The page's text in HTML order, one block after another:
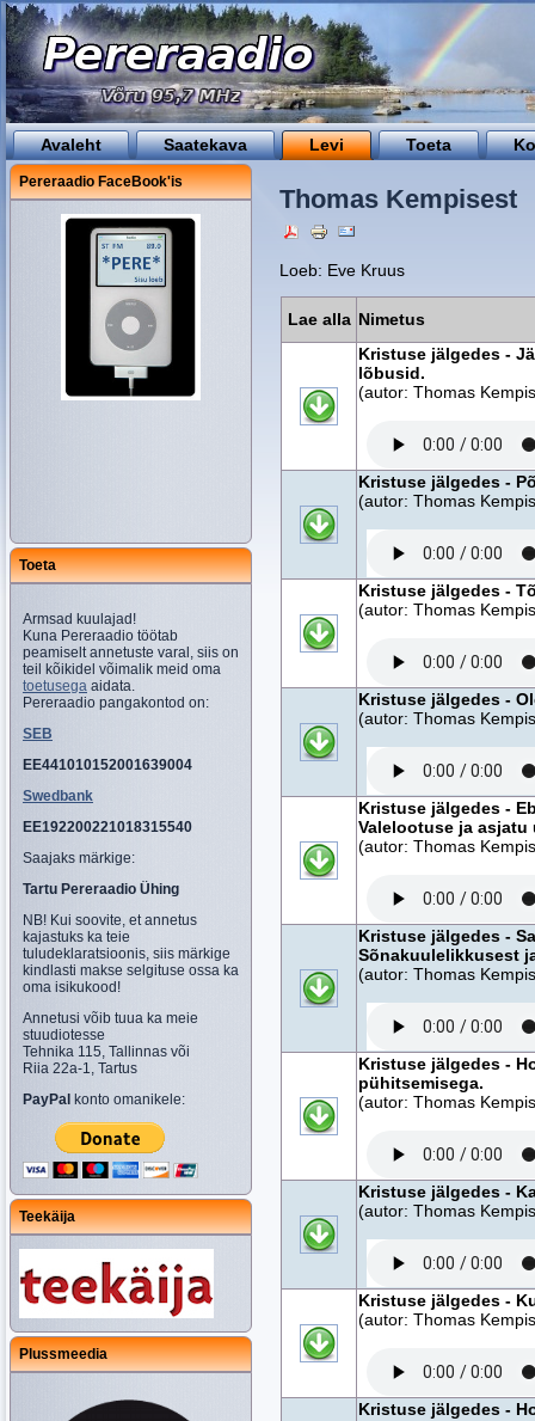
Avaleht Saatekava Levi Toeta
Pereraadio FaceBook'is
Toeta
Armsad kuulajad!
Kuna Pereraadio töötab
peamiselt annetuste varal, siis on
teil kõikidel võimalik meid oma
toetusega aidata.
Pereraadio pangakontod on:
SEB
EE441010152001639004
Swedbank
EE192200221018315540
Saajaks märkige:
Tartu Pereraadio Ühing
NB! Kui soovite, et annetus
kajastuks ka teie
tuludeklaratsioonis, siis märkige
kindlasti makse selgituse ossa ka
oma isikukood!
Annetusi võib tuua ka meie
stuudiotesse
Tehnika 115, Tallinnas või
Riia 22a-1, Tartus
PayPal konto omanikele:
Teekäija
Plussmeedia
Thomas Kempisest
Loeb: Eve Kruus
Lae alla Nimetus
Kristuse jälgedes -
lõbusid.
(autor: Thomas
Kristuse jälgedes -
(autor: Thomas
Kristuse jälgedes -
(autor: Thomas
Kristuse jälgedes -
(autor: Thomas
Kristuse jälgedes -
Valelootuse ja
(autor: Thomas
Kristuse jälgedes -
Sõnakuulelikkusest
(autor: Thomas
Kristuse jälgedes -
pühitsemisega.
(autor: Thomas
Kristuse jälgedes -
(autor: Thomas
Kristuse jälgedes -
(autor: Thomas
Kristuse jälgedes -